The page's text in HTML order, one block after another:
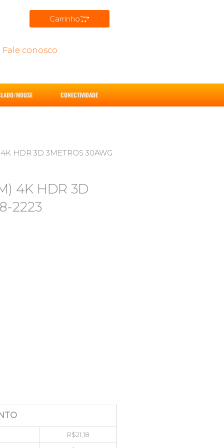
Carrinho
Fale conosco
MOUSE CONECTIVIDADE
HDR 3D 3METROS 30AWG
4K HDR 3D
2223
R$21,18